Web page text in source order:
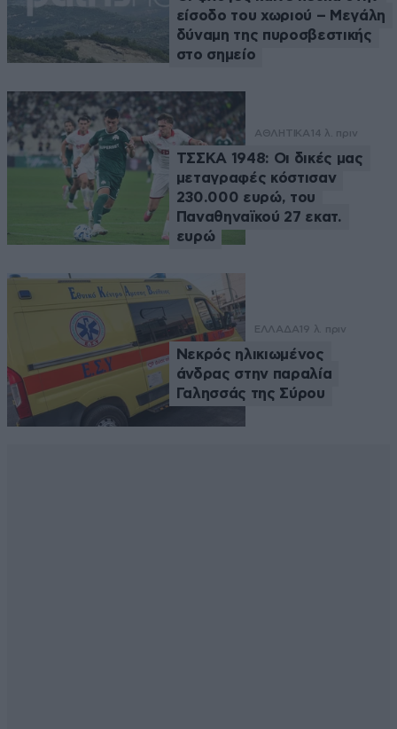
είσοδο του χωριού – Μεγάλη
δύναμη της πυροσβεστικής
στο σημείο
ΑΘΛΗΤΙΚΑ 14 λ. πριν
ΤΣΣΚΑ 1948: Οι δικές μας
μεταγραφές κόστισαν
230.000 ευρώ, του
Παναθηναϊκού 27 εκατ.
ευρώ
ΕΛΛΑΔΑ 19 λ. πριν
Νεκρός ηλικιωμένος
άνδρας στην παραλία
Γαλησσάς της Σύρου